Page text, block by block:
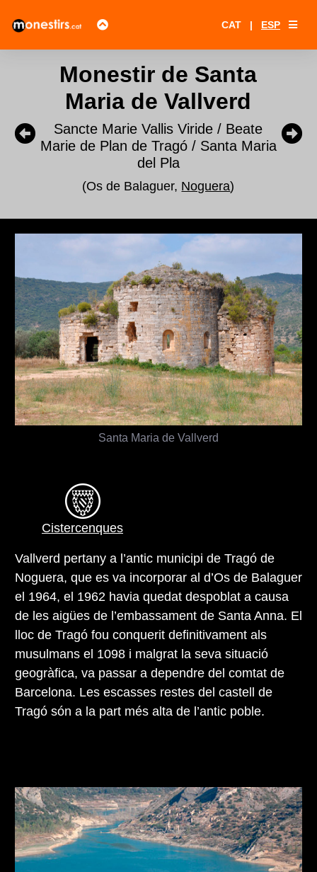
CAT | ESP
Monestir de Santa
Maria de Vallverd
Sancte Marie Vallis Viride / Beate
Marie de Plan de Tragó / Santa Maria
del Pla
(Os de Balaguer, Noguera)
Santa Maria de Vallverd
Cistercenques
Vallverd pertany a l’antic municipi de Tragó de
Noguera, que es va incorporar al d’Os de Balaguer
el 1964, el 1962 havia quedat despoblat a causa
de les aigües de l’embassament de Santa Anna. El
lloc de Tragó fou conquerit definitivament als
musulmans el 1098 i malgrat la seva situació
geogràfica, va passar a dependre del comtat de
Barcelona. Les escasses restes del castell de
Tragó són a la part més alta de l’antic poble.